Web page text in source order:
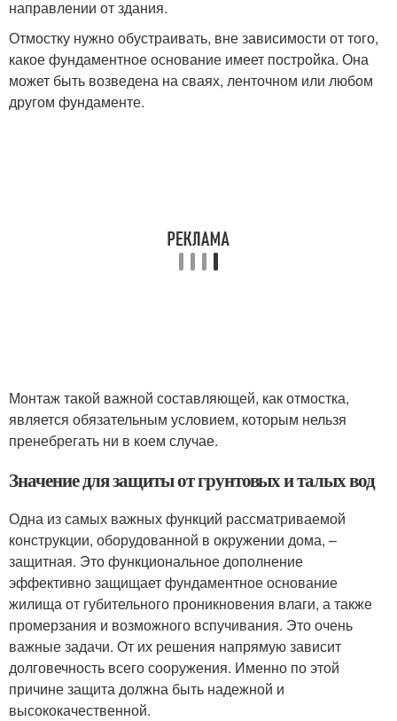
направлении от здания.
Отмостку нужно обустраивать, вне зависимости от того,
какое фундаментное основание имеет постройка. Она
может быть возведена на сваях, ленточном или любом
другом фундаменте.
Монтаж такой важной составляющей, как отмостка,
является обязательным условием, которым нельзя
пренебрегать ни в коем случае.
Значение для защиты от грунтовых и талых вод
Одна из самых важных функций рассматриваемой
конструкции, оборудованной в окружении дома, –
защитная. Это функциональное дополнение
эффективно защищает фундаментное основание
жилища от губительного проникновения влаги, а также
промерзания и возможного вспучивания. Это очень
важные задачи. От их решения напрямую зависит
долговечность всего сооружения. Именно по этой
причине защита должна быть надежной и
высококачественной.